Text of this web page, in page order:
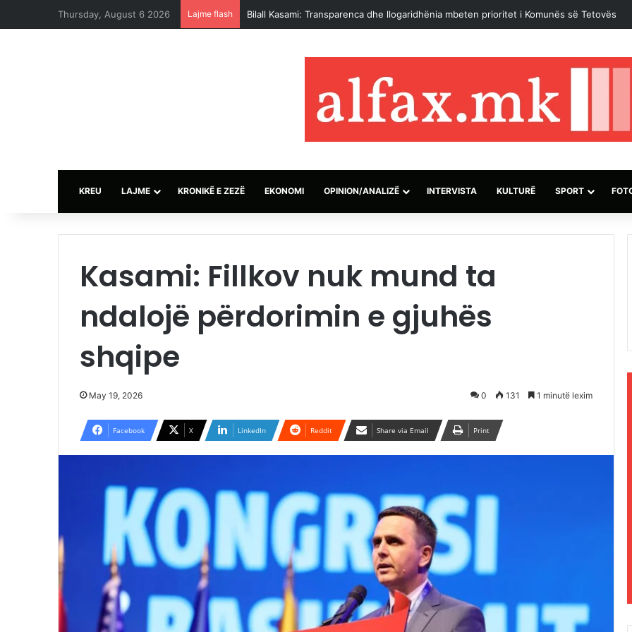
Thursday, August 6 2026 Lajme flash Mickoski: Nuk po planifikojmë rritjen e çmimit të energjisë elektrike
KREU LAJME KRONIKË E ZEZË EKONOMI OPINION/ANALIZË INTERVISTA KULTURË SPORT
Kasami: Fillkov nuk mund ta
ndalojë përdorimin e gjuhës
shqipe
May 19, 2026 0 131 1 minutë lexim
Facebook X LinkedIn Reddit Share via Email Print